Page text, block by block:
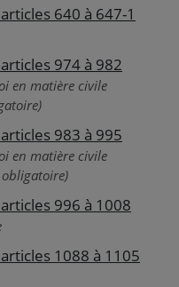
640 à 647-1
974 à 982
en matière civile
983 à 995
en matière civile
996 à 1008
1088 à 1105